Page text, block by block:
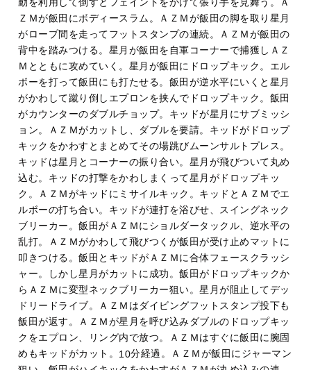
ＺＭが飯田にボディースラム。ＡＺＭが飯田の脚を取り星月
がロープ間を走ってフットスタンプの連続。ＡＺＭが飯田の
背中を踏みつける。星月が飯田を自軍コーナーで捕獲しＡＺ
Ｍとともに攻めていく。星月が飯田にドロップキック。エル
ボーを打って飯田にも打たせる。飯田が逆水平にいくと星月
がかわして蹴り倒しエプロンを挟んでドロップキック。飯田
がカウンターのダブルチョップ。キッドが星月にサブミッシ
ョン。ＡＺＭがカットし、ダブルを要請。キッドがドロップ
キックをかわすとまとめてその場跳びムーンサルトプレス。
キッドは星月とコーナーの振り合い。星月が飛びついて丸め
込む。キッドの打撃をかわしまくって星月がドロップキッ
ク。ＡＺＭがキッドにミサイルキック。キッドとＡＺＭでエ
ルボーの打ち合い。キッドが連打を浴びせ、スイングネック
ブリーカー。飯田がＡＺＭにショルダータックル、逆水平の
乱打。ＡＺＭがかわして飛びつくが飯田が受け止めマットに
叩きつける。飯田とキッドがＡＺＭに合体フェースクラッシ
ャー。しかし星月がカットに成功。飯田がドロップキックか
らＡＺＭに変型ネックブリーカー狙い。星月が阻止してデッ
ドリードライブ。ＡＺＭはダイビングフットスタンプ投下も
飯田が返す。ＡＺＭが星月を呼び込みダブルのドロップキッ
クをエプロン、リング内で放つ。ＡＺＭはすぐに飯田に腕固
めもキッドがカット。 10分経過。ＡＺＭが飯田にジャーマン